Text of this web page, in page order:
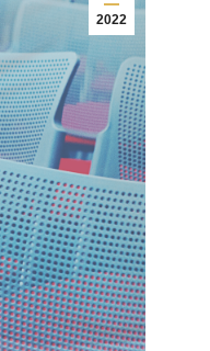
2022